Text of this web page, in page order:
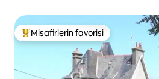
Misafirlerin favorilerinden en
Misafirlerin favorisi